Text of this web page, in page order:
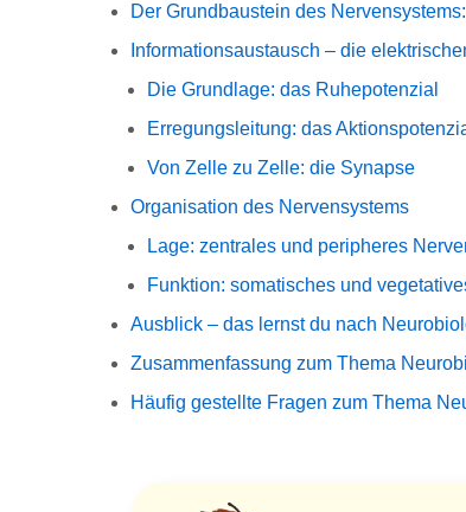
Der Grundbaustein des
Informationsaustausch – die
Die Grundlage: das Ruhepotenzial
Erregungsleitung: das
Von Zelle zu Zelle: die Synapse
Organisation des Nervensystems
Lage: zentrales und peripheres
Funktion: somatisches und
Ausblick – das lernst du nach
Zusammenfassung zum Thema
Häufig gestellte Fragen zum Thema